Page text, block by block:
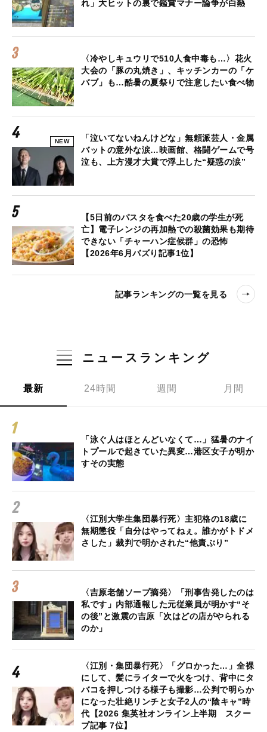
れ」大ヒットの裏で鑑賞マナー論争が白熱
〈冷やしキュウリで510人食中毒も…〉花火
大会の「豚の丸焼き」、キッチンカーの「ケ
バブ」も…酷暑の夏祭りで注意したい食べ物
NEW
「泣いてないねんけどな」無頼派芸人・金属
バットの意外な涙…映画館、格闘ゲームで号
泣も、上方漫才大賞で浮上した“疑惑の涙”
【5日前のパスタを食べた20歳の学生が死
亡】電子レンジの再加熱での殺菌効果も期待
できない「チャーハン症候群」の恐怖
【2026年6月バズり記事1位】
記事ランキングの一覧を見る
ニュースランキング
最新 24時間 週間 月間
「泳ぐ人はほとんどいなくて…」猛暑のナイ
トプールで起きていた異変…港区女子が明か
すその実態
〈江別大学生集団暴行死〉主犯格の18歳に
無期懲役「自分はやってねぇ。誰かがトドメ
さした」裁判で明かされた“他責ぶり”
〈吉原老舗ソープ摘発〉「刑事告発したのは
私です」内部通報した元従業員が明かす“そ
の後”と激震の吉原「次はどの店がやられる
のか」
〈江別・集団暴行死〉「グロかった…」全裸
にして、髪にライターで火をつけ、背中にタ
バコを押しつける様子も撮影…公判で明らか
になった壮絶リンチと女子2人の“陰キャ”時
代【2026 集英社オンライン上半期 スクー
プ記事 7位】